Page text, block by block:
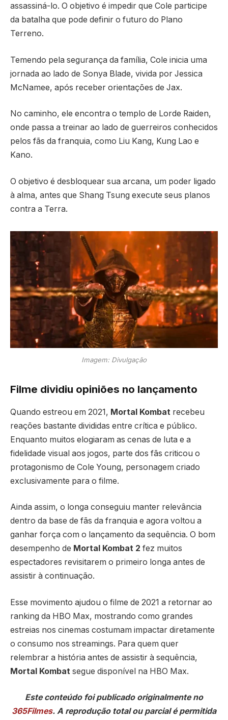
assassiná-lo. O objetivo é impedir que Cole participe
da batalha que pode definir o futuro do Plano
Terreno.
Temendo pela segurança da família, Cole inicia uma
jornada ao lado de Sonya Blade, vivida por Jessica
McNamee, após receber orientações de Jax.
No caminho, ele encontra o templo de Lorde Raiden,
onde passa a treinar ao lado de guerreiros conhecidos
pelos fãs da franquia, como Liu Kang, Kung Lao e
Kano.
O objetivo é desbloquear sua arcana, um poder ligado
à alma, antes que Shang Tsung execute seus planos
contra a Terra.
Imagem: Divulgação
Filme dividiu opiniões no lançamento
Quando estreou em 2021, Mortal Kombat recebeu
reações bastante divididas entre crítica e público.
Enquanto muitos elogiaram as cenas de luta e a
fidelidade visual aos jogos, parte dos fãs criticou o
protagonismo de Cole Young, personagem criado
exclusivamente para o filme.
Ainda assim, o longa conseguiu manter relevância
dentro da base de fãs da franquia e agora voltou a
ganhar força com o lançamento da sequência. O bom
desempenho de Mortal Kombat 2 fez muitos
espectadores revisitarem o primeiro longa antes de
assistir à continuação.
Esse movimento ajudou o filme de 2021 a retornar ao
ranking da HBO Max, mostrando como grandes
estreias nos cinemas costumam impactar diretamente
o consumo nos streamings. Para quem quer
relembrar a história antes de assistir à sequência,
Mortal Kombat segue disponível na HBO Max.
Este conteúdo foi publicado originalmente no
365Filmes. A reprodução total ou parcial é permitida